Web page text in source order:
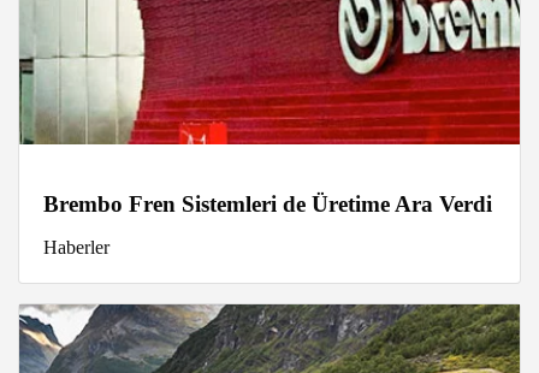
Brembo Fren Sistemleri de Üretime Ara Verdi
Haberler